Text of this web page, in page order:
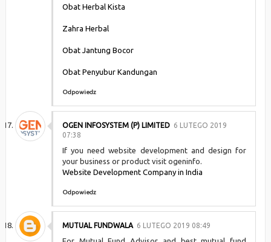
Obat Herbal Kista
Zahra Herbal
Obat Jantung Bocor
Obat Penyubur Kandungan
Odpowiedz
OGEN INFOSYSTEM (P) LIMITED 6 LUTEGO 2019
07:38
If you need website development and design for
your business or product visit ogeninfo.
Website Development Company in India
Odpowiedz
MUTUAL FUNDWALA 6 LUTEGO 2019 08:49